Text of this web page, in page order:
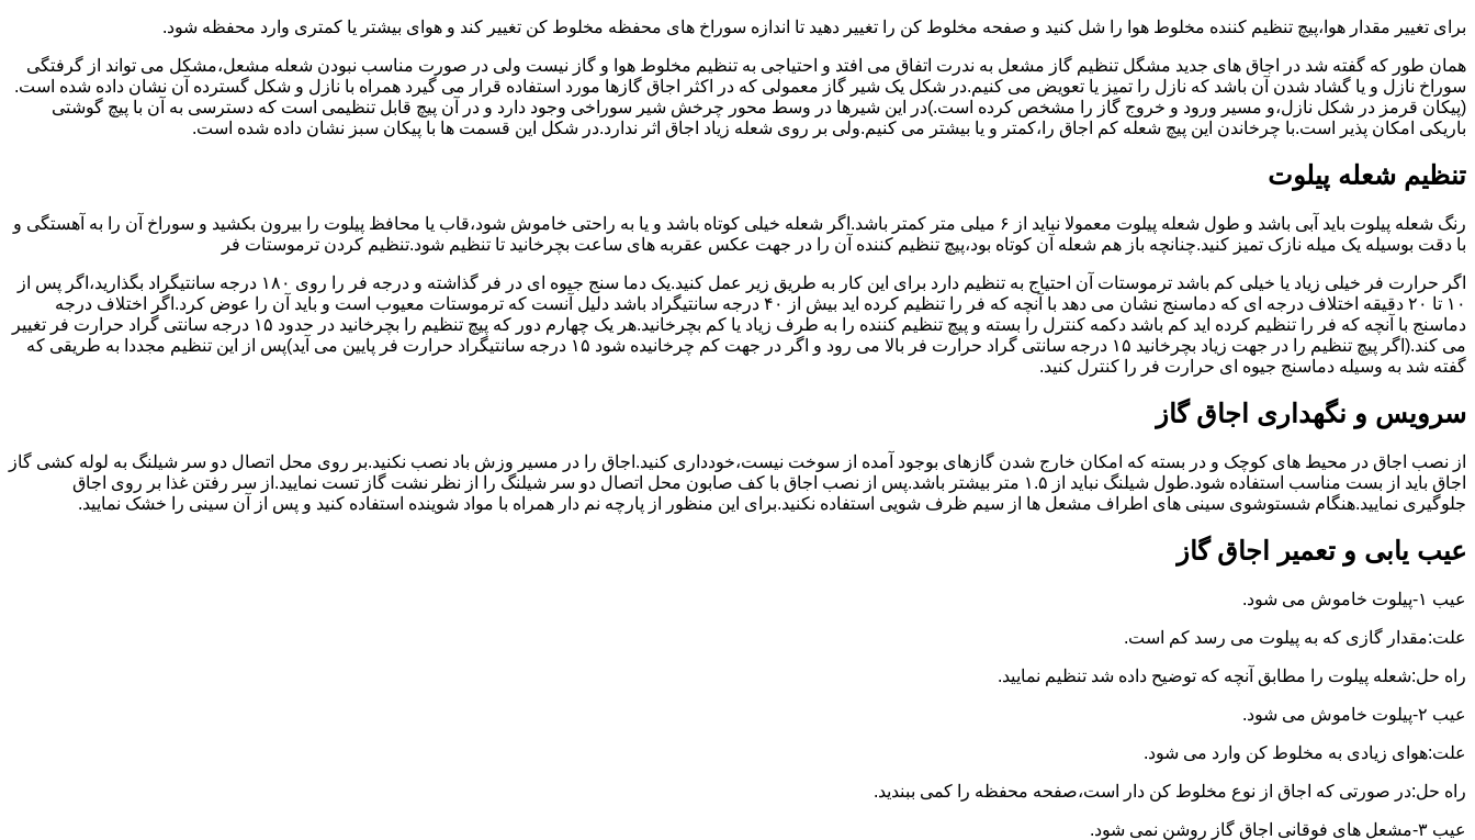
برای تغییر مقدار هوا،پیچ تنظیم کننده مخلوط هوا را شل کنید و صفحه مخلوط کن را تغییر دهید تا اندازه سوراخ های محفظه مخلوط کن تغییر کند و هوای بیشتر یا کمتری وارد محفظه شود.
همان طور که گفته شد در اجاق های جدید مشگل تنظیم گاز مشعل به ندرت اتفاق می افتد و احتیاجی به تنظیم مخلوط هوا و گاز نیست ولی در صورت مناسب نبودن شعله مشعل،مشکل می تواند از گرفتگی
سوراخ نازل و یا گشاد شدن آن باشد که نازل را تمیز یا تعویض می کنیم.در شکل یک شیر گاز معمولی که در اکثر اجاق گازها مورد استفاده قرار می گیرد همراه با نازل و شکل گسترده آن نشان داده شده است.
(پیکان قرمز در شکل نازل،و مسیر ورود و خروج گاز را مشخص کرده است.)در این شیرها در وسط محور چرخش شیر سوراخی وجود دارد و در آن پیچ قابل تنظیمی است که دسترسی به آن با پیچ گوشتی
باریکی امکان پذیر است.با چرخاندن این پیچ شعله کم اجاق را،کمتر و یا بیشتر می کنیم.ولی بر روی شعله زیاد اجاق اثر ندارد.در شکل این قسمت ها با پیکان سبز نشان داده شده است.
تنظیم شعله پیلوت
رنگ شعله پیلوت باید آبی باشد و طول شعله پیلوت معمولا نباید از ۶ میلی متر کمتر باشد.اگر شعله خیلی کوتاه باشد و یا به راحتی خاموش شود،قاب یا محافظ پیلوت را بیرون بکشید و سوراخ آن را به آهستگی و
با دقت بوسیله یک میله نازک تمیز کنید.چنانچه باز هم شعله آن کوتاه بود،پیچ تنظیم کننده آن را در جهت عکس عقربه های ساعت بچرخانید تا تنظیم شود.تنظیم کردن ترموستات فر
اگر حرارت فر خیلی زیاد یا خیلی کم باشد ترموستات آن احتیاج به تنظیم دارد برای این کار به طریق زیر عمل کنید.یک دما سنج جیوه ای در فر گذاشته و درجه فر را روی ۱۸۰ درجه سانتیگراد بگذارید،اگر پس از
۱۰ تا ۲۰ دقیقه اختلاف درجه ای که دماسنج نشان می دهد با آنچه که فر را تنظیم کرده اید بیش از ۴۰ درجه سانتیگراد باشد دلیل آنست که ترموستات معیوب است و باید آن را عوض کرد.اگر اختلاف درجه
دماسنج با آنچه که فر را تنظیم کرده اید کم باشد دکمه کنترل را بسته و پیچ تنظیم کننده را به طرف زیاد یا کم بچرخانید.هر یک چهارم دور که پیچ تنظیم را بچرخانید در حدود ۱۵ درجه سانتی گراد حرارت فر تغییر
می کند.(اگر پیچ تنظیم را در جهت زیاد بچرخانید ۱۵ درجه سانتی گراد حرارت فر بالا می رود و اگر در جهت کم چرخانیده شود ۱۵ درجه سانتیگراد حرارت فر پایین می آید)پس از این تنظیم مجددا به طریقی که
گفته شد به وسیله دماسنج جیوه ای حرارت فر را کنترل کنید.
سرویس و نگهداری اجاق گاز
از نصب اجاق در محیط های کوچک و در بسته که امکان خارج شدن گازهای بوجود آمده از سوخت نیست،خودداری کنید.اجاق را در مسیر وزش باد نصب نکنید.بر روی محل اتصال دو سر شیلنگ به لوله کشی گاز
اجاق باید از بست مناسب استفاده شود.طول شیلنگ نباید از ۱.۵ متر بیشتر باشد.پس از نصب اجاق با کف صابون محل اتصال دو سر شیلنگ را از نظر نشت گاز تست نمایید.از سر رفتن غذا بر روی اجاق
جلوگیری نمایید.هنگام شستوشوی سینی های اطراف مشعل ها از سیم ظرف شویی استفاده نکنید.برای این منظور از پارچه نم دار همراه با مواد شوینده استفاده کنید و پس از آن سینی را خشک نمایید.
عیب یابی و تعمیر اجاق گاز
عیب ۱-پیلوت خاموش می شود.
علت:مقدار گازی که به پیلوت می رسد کم است.
راه حل:شعله پیلوت را مطابق آنچه که توضیح داده شد تنظیم نمایید.
عیب ۲-پیلوت خاموش می شود.
علت:هوای زیادی به مخلوط کن وارد می شود.
راه حل:در صورتی که اجاق از نوع مخلوط کن دار است،صفحه محفظه را کمی ببندید.
عیب ۳-مشعل های فوقانی اجاق گاز روشن نمی شود.